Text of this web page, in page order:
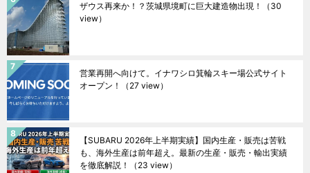
ザウス再来か！？茨城県境町に巨大建造物出現！
（30
view）
営業再開へ向けて。イナワシロ箕輪スキー場公式サイト
オープン！
（27 view）
【SUBARU 2026年上半期実績】国内生産・販売は苦戦
も、海外生産は前年超え。最新の生産・販売・輸出実績
を徹底解説！
（23 view）